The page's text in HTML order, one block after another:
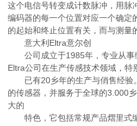
这个电信号转变成计数脉冲，用脉
编码器的每一个位置对应一个确定
的起始和终止位置有关，而与测量
意大利Eltra意尔创
公司成立于1985年，专业从事
Eltra公司在生产传感技术领域，特
已有20乡年的生产与俏售经验
的传感器，并服务于全球的3.000
大的
特色，它包括常规产品熠里式